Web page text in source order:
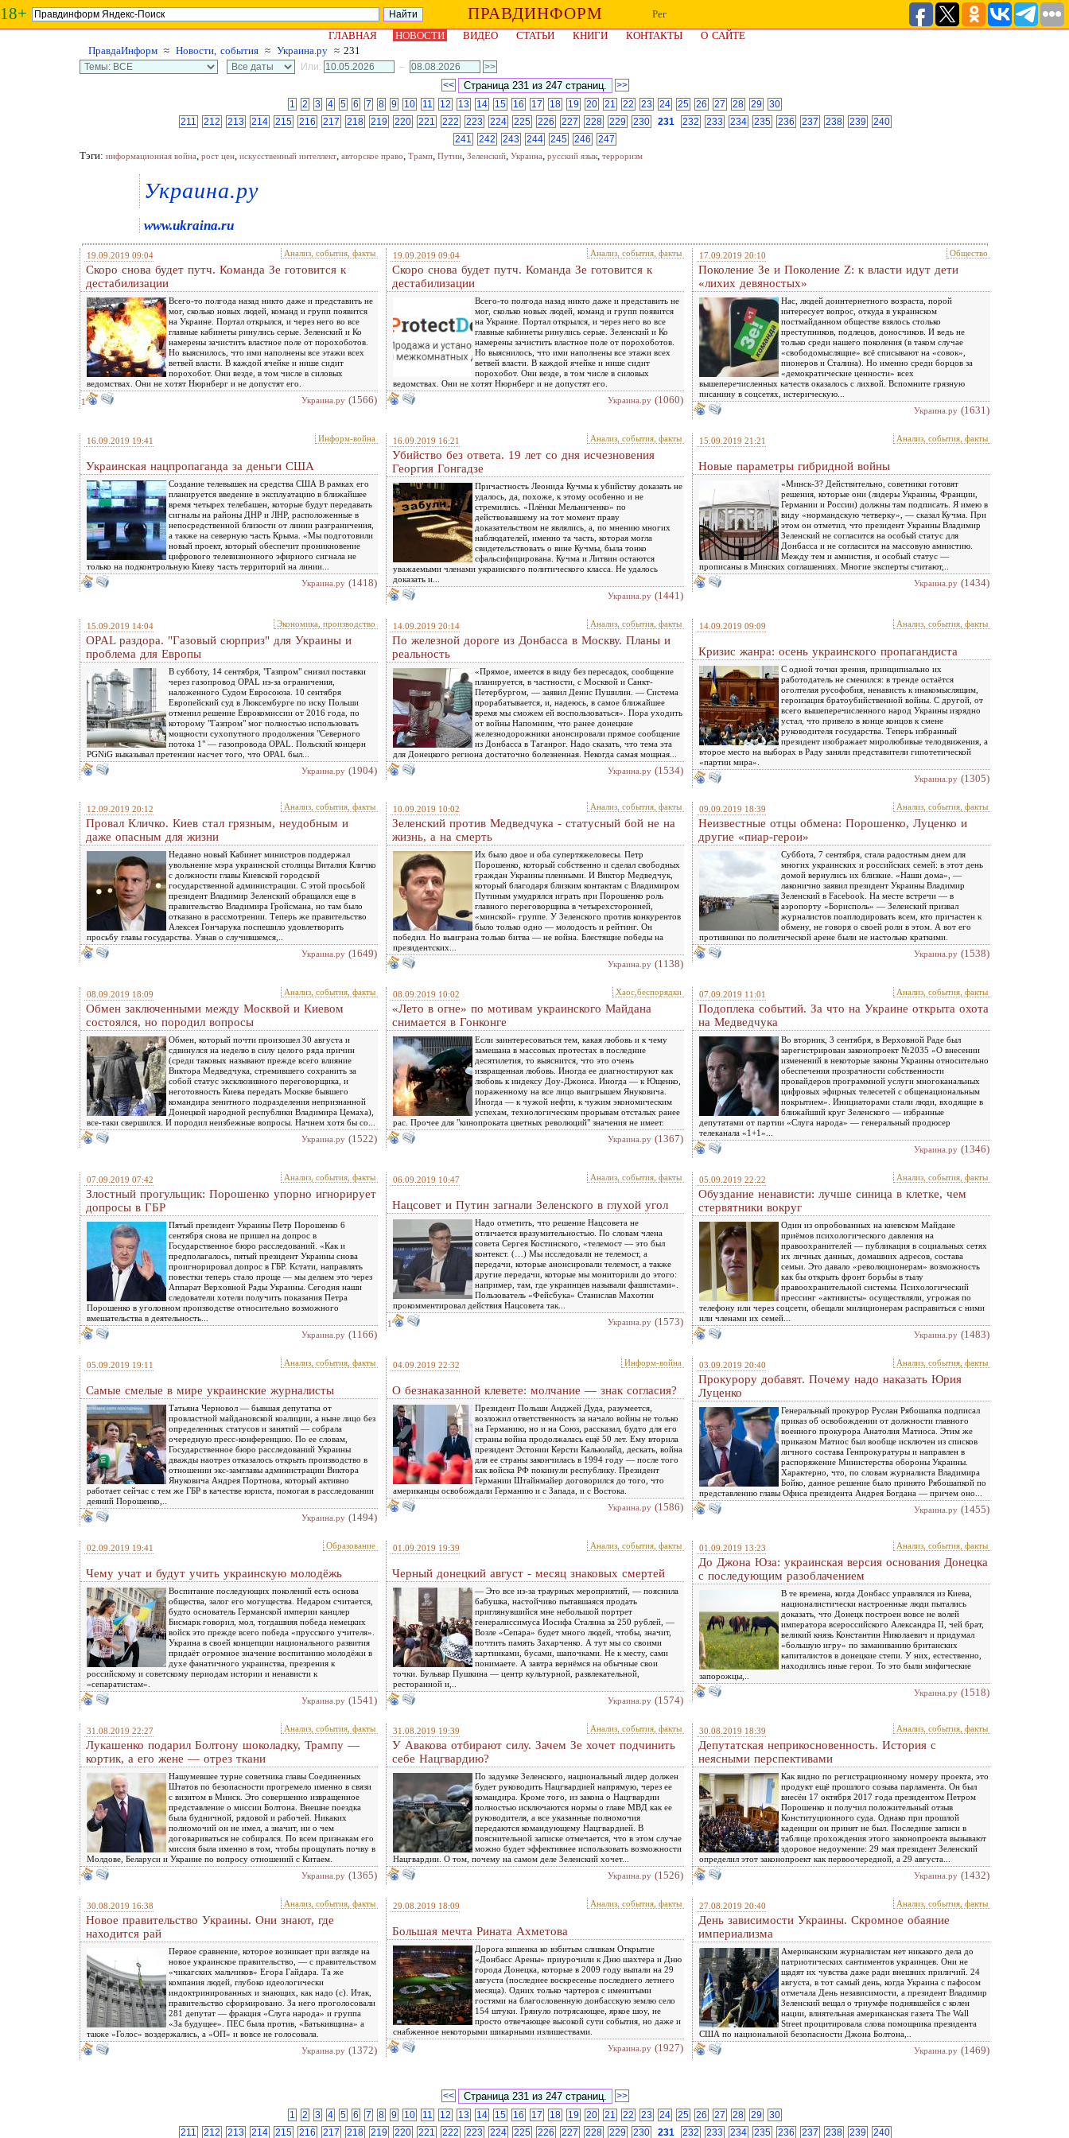
18+ ПРАВДИНФОРМ
Рег
ГЛАВНАЯ
НОВОСТИ ВИДЕО СТАТЬИ КНИГИ КОНТАКТЫ
О САЙТЕ
ПравдаИнформ ≈ Новости, события ≈ Украина.ру ≈ 231
Или:
–
<<
>>
1
2 3 4 5 6 7 8 9 10 11 12 13 14 15 16 17 18 19 20 21 22 23 24 25 26 27 28 29
30
211
212 213 214 215 216 217 218 219 220 221 222 223 224 225 226 227 228 229 230 231 232 233 234 235 236 237 238 239
240
241
242 243 244 245 246 247
Тэги: информационная война, рост цен, искусственный интеллект, авторское право, Трамп, Путин, Зеленский, Украина, русский язык, терроризм
Украина.ру
www.ukraina.ru
19.09.2019 09:04 Анализ, события, факты
Скоро снова будет путч. Команда Зе готовится к
дестабилизации
Всего-то полгода назад никто даже и представить не
мог, сколько новых людей, команд и групп появится
на Украине. Портал открылся, и через него во все
главные кабинеты ринулись серые. Зеленский и Ко
намерены зачистить властное поле от порохоботов.
Но выяснилось, что ими наполнены все этажи всех
ветвей власти. В каждой ячейке и нише сидит
порохобот. Они везде, в том числе в силовых
ведомствах. Они не хотят Нюрнберг и не допустят его.
1
Украина.ру (1566)
19.09.2019 09:04 Анализ, события, факты
Скоро снова будет путч. Команда Зе готовится к
дестабилизации
Всего-то полгода назад никто даже и представить не
мог, сколько новых людей, команд и групп появится
на Украине. Портал открылся, и через него во все
главные кабинеты ринулись серые. Зеленский и Ко
намерены зачистить властное поле от порохоботов.
Но выяснилось, что ими наполнены все этажи всех
ветвей власти. В каждой ячейке и нише сидит
порохобот. Они везде, в том числе в силовых
ведомствах. Они не хотят Нюрнберг и не допустят его.
Украина.ру (1060)
17.09.2019 20:10 Общество
Поколение Зе и Поколение Z: к власти идут дети
«лихих девяностых»
Нас, людей доинтернетного возраста, порой
интересует вопрос, откуда в украинском
постмайданном обществе взялось столько
преступников, подлецов, доносчиков. И ведь не
только среди нашего поколения (в таком случае
«свободомыслящие» всё списывают на «совок»,
пионеров и Сталина). Но именно среди борцов за
«демократические ценности» всех
вышеперечисленных качеств оказалось с лихвой. Вспомните грязную
писанину в соцсетях, истерическую...
Украина.ру (1631)
16.09.2019 19:41 Информ-война
Украинская нацпропаганда за деньги США
Создание телевышек на средства США В рамках его
планируется введение в эксплуатацию в ближайшее
время четырех телебашен, которые будут передавать
сигналы на районы ДНР и ЛНР, расположенные в
непосредственной близости от линии разграничения,
а также на северную часть Крыма. «Мы подготовили
новый проект, который обеспечит проникновение
цифрового телевизионного эфирного сигнала не
только на подконтрольную Киеву часть территорий на линии...
Украина.ру (1418)
16.09.2019 16:21 Анализ, события, факты
Убийство без ответа. 19 лет со дня исчезновения
Георгия Гонгадзе
Причастность Леонида Кучмы к убийству доказать не
удалось, да, похоже, к этому особенно и не
стремились. «Плёнки Мельниченко» по
действовавшему на тот момент праву
доказательством не являлись, а, по мнению многих
наблюдателей, именно та часть, которая могла
свидетельствовать о вине Кучмы, была тонко
сфальсифицирована. Кучма и Литвин остаются
уважаемыми членами украинского политического класса. Не удалось
доказать и...
Украина.ру (1441)
15.09.2019 21:21 Анализ, события, факты
Новые параметры гибридной войны
«Минск-3? Действительно, советники готовят
решения, которые они (лидеры Украины, Франции,
Германии и России) должны там подписать. Я имею в
виду «нормандскую четверку», — сказал Кучма. При
этом он отметил, что президент Украины Владимир
Зеленский не согласится на особый статус для
Донбасса и не согласится на массовую амнистию.
Между тем и амнистия, и особый статус —
прописаны в Минских соглашениях. Многие эксперты считают,..
Украина.ру (1434)
15.09.2019 14:04 Экономика, производство
OPAL раздора. "Газовый сюрприз" для Украины и
проблема для Европы
В субботу, 14 сентября, "Газпром" снизил поставки
через газопровод OPAL из-за ограничения,
наложенного Судом Евросоюза. 10 сентября
Европейский суд в Люксембурге по иску Польши
отменил решение Еврокомиссии от 2016 года, по
которому "Газпром" мог полностью использовать
мощности сухопутного продолжения "Северного
потока 1" — газопровода OPAL. Польский концерн
PGNiG выказывал претензии насчет того, что OPAL был...
Украина.ру (1904)
14.09.2019 20:14 Анализ, события, факты
По железной дороге из Донбасса в Москву. Планы и
реальность
«Прямое, имеется в виду без пересадок, сообщение
планируется, в частности, с Москвой и Санкт-
Петербургом, — заявил Денис Пушилин. — Система
прорабатывается, и, надеюсь, в самое ближайшее
время мы сможем ей воспользоваться». Пора уходить
от войны Напомним, что ранее донецкие
железнодорожники анонсировали прямое сообщение
из Донбасса в Таганрог. Надо сказать, что тема эта
для Донецкого региона достаточно болезненная. Некогда самая мощная...
Украина.ру (1534)
14.09.2019 09:09 Анализ, события, факты
Кризис жанра: осень украинского пропагандиста
С одной точки зрения, принципиально их
работодатель не сменился: в тренде остаётся
оголтелая русофобия, ненависть к инакомыслящим,
героизация братоубийственной войны. С другой, от
всего вышеперечисленного народ Украины изрядно
устал, что привело в конце концов к смене
руководителя государства. Теперь избранный
президент изображает миролюбивые телодвижения, а
второе место на выборах в Раду заняли представители гипотетической
«партии мира».
Украина.ру (1305)
12.09.2019 20:12 Анализ, события, факты
Провал Кличко. Киев стал грязным, неудобным и
даже опасным для жизни
Недавно новый Кабинет министров поддержал
увольнение мэра украинской столицы Виталия Кличко
с должности главы Киевской городской
государственной администрации. С этой просьбой
президент Владимир Зеленский обращался еще в
правительство Владимира Гройсмана, но там было
отказано в рассмотрении. Теперь же правительство
Алексея Гончарука поспешило удовлетворить
просьбу главы государства. Узнав о случившемся,..
Украина.ру (1649)
10.09.2019 10:02 Анализ, события, факты
Зеленский против Медведчука - статусный бой не на
жизнь, а на смерть
Их было двое и оба супертяжеловесы. Петр
Порошенко, который собственно и сделал свободных
граждан Украины пленными. И Виктор Медведчук,
который благодаря близким контактам с Владимиром
Путиным умудрялся играть при Порошенко роль
главного переговорщика в четырехсторонней,
«минской» группе. У Зеленского против конкурентов
было только одно — молодость и рейтинг. Он
победил. Но выиграна только битва — не война. Блестящие победы на
президентских...
Украина.ру (1138)
09.09.2019 18:39 Анализ, события, факты
Неизвестные отцы обмена: Порошенко, Луценко и
другие «пиар-герои»
Суббота, 7 сентября, стала радостным днем для
многих украинских и российских семей: в этот день
домой вернулись их близкие. «Наши дома», —
лаконично заявил президент Украины Владимир
Зеленский в Facebook. На месте встречи — в
аэропорту «Борисполь» — Зеленский призвал
журналистов поаплодировать всем, кто причастен к
обмену, не говоря о своей роли в этом. А вот его
противники по политической арене были не настолько краткими.
Украина.ру (1538)
08.09.2019 18:09 Анализ, события, факты
Обмен заключенными между Москвой и Киевом
состоялся, но породил вопросы
Обмен, который почти произошел 30 августа и
сдвинулся на неделю в силу целого ряда причин
(среди таковых называют прежде всего влияние
Виктора Медведчука, стремившего сохранить за
собой статус эксклюзивного переговорщика, и
неготовность Киева передать Москве бывшего
командира зенитного подразделения непризнанной
Донецкой народной республики Владимира Цемаха),
все-таки свершился. И породил неизбежные вопросы. Начнем хотя бы со...
Украина.ру (1522)
08.09.2019 10:02 Хаос,беспорядки
«Лето в огне» по мотивам украинского Майдана
снимается в Гонконге
Если заинтересоваться тем, какая любовь и к чему
замешана в массовых протестах в последние
десятилетия, то выяснится, что это очень
извращенная любовь. Иногда ее диагностируют как
любовь к индексу Доу-Джонса. Иногда — к Ющенко,
пораженному на все лицо выигрышем Януковича.
Иногда — к чужой нефти, к чужим экономическим
успехам, технологическим прорывам отсталых ранее
рас. Прочее для "кинопроката цветных революций" значения не имеет.
Украина.ру (1367)
07.09.2019 11:01 Анализ, события, факты
Подоплека событий. За что на Украине открыта охота
на Медведчука
Во вторник, 3 сентября, в Верховной Раде был
зарегистрирован законопроект №2035 «О внесении
изменений в некоторые законы Украины относительно
обеспечения прозрачности собственности
провайдеров программной услуги многоканальных
цифровых эфирных телесетей с общенациональным
покрытием». Инициаторами стали люди, входящие в
ближайший круг Зеленского — избранные
депутатами от партии «Слуга народа» — генеральный продюсер
телеканала «1+1»...
Украина.ру (1346)
07.09.2019 07:42 Анализ, события, факты
Злостный прогульщик: Порошенко упорно игнорирует
допросы в ГБР
Пятый президент Украины Петр Порошенко 6
сентября снова не пришел на допрос в
Государственное бюро расследований. «Как и
предполагалось, пятый президент Украины снова
проигнорировал допрос в ГБР. Кстати, направлять
повестки теперь стало проще — мы делаем это через
Аппарат Верховной Рады Украины. Сегодня наши
следователи хотели получить показания Петра
Порошенко в уголовном производстве относительно возможного
вмешательства в деятельность...
Украина.ру (1166)
06.09.2019 10:47 Анализ, события, факты
Нацсовет и Путин загнали Зеленского в глухой угол
Надо отметить, что решение Нацсовета не
отличается вразумительностью. По словам члена
совета Сергея Костинского, «телемост — это был
контекст. (…) Мы исследовали не телемост, а
передачи, которые анонсировали телемост, а также
другие передачи, которые мы мониторили до этого:
например, там, где украинцев называли фашистами».
Пользователь «Фейсбука» Станислав Махотин
прокомментировал действия Нацсовета так...
1
Украина.ру (1573)
05.09.2019 22:22 Анализ, события, факты
Обуздание ненависти: лучше синица в клетке, чем
стервятники вокруг
Один из опробованных на киевском Майдане
приёмов психологического давления на
правоохранителей — публикация в социальных сетях
их личных данных, домашних адресов, состава
семьи. Это давало «революционерам» возможность
как бы открыть фронт борьбы в тылу
правоохранительной системы. Психологический
прессинг «активисты» осуществляли, угрожая по
телефону или через соцсети, обещали милиционерам расправиться с ними
или членами их семей...
Украина.ру (1483)
05.09.2019 19:11 Анализ, события, факты
Самые смелые в мире украинские журналисты
Татьяна Черновол — бывшая депутатка от
провластной майдановской коалиции, а ныне лицо без
определенных статусов и занятий — собрала
очередную пресс-конференцию. По ее словам,
Государственное бюро расследований Украины
дважды наотрез отказалось открыть производство в
отношении экс-замглавы администрации Виктора
Януковича Андрея Портнова, который активно
работает сейчас с тем же ГБР в качестве юриста, помогая в расследовании
деяний Порошенко,..
Украина.ру (1494)
04.09.2019 22:32 Информ-война
О безнаказанной клевете: молчание — знак согласия?
Президент Польши Анджей Дуда, разумеется,
возложил ответственность за начало войны не только
на Германию, но и на Союз, рассказал, будто для его
страны война продолжалась ещё 50 лет. Ему вторила
президент Эстонии Керсти Кальюлайд, дескать, война
для ее страны закончилась в 1994 году — после того
как войска РФ покинули республику. Президент
Германии Штайнмайер договорился до того, что
американцы освобождали Германию и с Запада, и с Востока.
Украина.ру (1586)
03.09.2019 20:40 Анализ, события, факты
Прокурору добавят. Почему надо наказать Юрия
Луценко
Генеральный прокурор Руслан Рябошапка подписал
приказ об освобождении от должности главного
военного прокурора Анатолия Матиоса. Этим же
приказом Матиос был вообще исключен из списков
личного состава Генпрокуратуры и направлен в
распоряжение Министерства обороны Украины.
Характерно, что, по словам журналиста Владимира
Бойко, данное решение было принято Рябошапкой по
представлению главы Офиса президента Андрея Богдана — причем оно...
Украина.ру (1455)
02.09.2019 19:41 Образование
Чему учат и будут учить украинскую молодёжь
Воспитание последующих поколений есть основа
общества, залог его могущества. Недаром считается,
будто основатель Германской империи канцлер
Бисмарк говорил, мол, тогдашняя победа немецких
войск это прежде всего победа «прусского учителя».
Украина в своей концепции национального развития
придаёт огромное значение воспитанию молодёжи в
духе фанатичного украинства, презрения к
российскому и советскому периодам истории и ненависти к
«сепаратистам».
Украина.ру (1541)
01.09.2019 19:39 Анализ, события, факты
Черный донецкий август - месяц знаковых смертей
— Это все из-за траурных мероприятий, — пояснила
бабушка, настойчиво пытавшаяся продать
приглянувшийся мне небольшой портрет
генералиссимуса Иосифа Сталина за 250 рублей, —
Возле «Сепара» будет много людей, чтобы, значит,
почтить память Захарченко. А тут мы со своими
картинками, бусами, шапочками. Не к месту, сами
понимаете. А завтра вернёмся на обычные свои
точки. Бульвар Пушкина — центр культурной, развлекательной,
ресторанной и,..
Украина.ру (1574)
01.09.2019 13:23 Анализ, события, факты
До Джона Юза: украинская версия основания Донецка
с последующим разоблачением
В те времена, когда Донбасс управлялся из Киева,
националистически настроенные люди пытались
доказать, что Донецк построен вовсе не волей
императора всероссийского Александра II, чей брат,
великий князь Константин Николаевич и придумал
«большую игру» по заманиванию британских
капиталистов в донецкие степи. У них, естественно,
находились иные герои. То это были мифические
запорожцы,..
Украина.ру (1518)
31.08.2019 22:27 Анализ, события, факты
Лукашенко подарил Болтону шоколадку, Трампу —
кортик, а его жене — отрез ткани
Нашумевшее турне советника главы Соединенных
Штатов по безопасности прогремело именно в связи
с визитом в Минск. Это совершенно извращенное
представление о миссии Болтона. Внешне поездка
была будничной, рядовой и рабочей. Никаких
полномочий он не имел, а значит, ни о чем
договариваться не собирался. По всем признакам его
миссия была именно в том, чтобы прощупать почву в
Молдове, Беларуси и Украине по вопросу отношений с Китаем.
Украина.ру (1365)
31.08.2019 19:39 Анализ, события, факты
У Авакова отбирают силу. Зачем Зе хочет подчинить
себе Нацгвардию?
По задумке Зеленского, национальный лидер должен
будет руководить Нацгвардией напрямую, через ее
командира. Кроме того, из закона о Нацгвардии
полностью исключаются нормы о главе МВД как ее
руководителя, а все указанные полномочия
передаются командующему Нацгвардией. В
пояснительной записке отмечается, что в этом случае
можно будет эффективнее использовать возможности
Нацгвардии. О том, почему на самом деле Зеленский хочет...
Украина.ру (1526)
30.08.2019 18:39 Анализ, события, факты
Депутатская неприкосновенность. История с
неясными перспективами
Как видно по регистрационному номеру проекта, это
продукт ещё прошлого созыва парламента. Он был
внесён 17 октября 2017 года президентом Петром
Порошенко и получил положительный отзыв
Конституционного суда. Однако при прошлой
каденции он принят не был. Последние записи в
таблице прохождения этого законопроекта вызывают
здоровое недоумение: 29 мая президент Зеленский
определил этот законопроект как первоочередной, а 29 августа...
Украина.ру (1432)
30.08.2019 16:38 Анализ, события, факты
Новое правительство Украины. Они знают, где
находится рай
Первое сравнение, которое возникает при взгляде на
новое украинское правительство, — с правительством
«чикагских мальчиков» Егора Гайдара. Та же
компания людей, глубоко идеологически
индоктринированных и знающих, как надо (с). Итак,
правительство сформировано. За него проголосовали
281 депутат — фракция «Слуга народа» и группа
«За будущее». ПЕС была против, «Батькивщина» а
также «Голос» воздержались, а «ОП» и вовсе не голосовала.
Украина.ру (1372)
29.08.2019 18:09 Анализ, события, факты
Большая мечта Рината Ахметова
Дорога вишенка ко взбитым сливкам Открытие
«Донбасс Арены» приурочили к Дню шахтера и Дню
города Донецка, которые в 2009 году выпали на 29
августа (последнее воскресенье последнего летнего
месяца). Одних только чартеров с именитыми
гостями на благословенную донбасскую землю село
154 штуки. Грянуло потрясающее, яркое шоу, не
просто отвечающее высокой сути события, но даже и
снабженное некоторыми шикарными излишествами.
Украина.ру (1927)
27.08.2019 20:40 Анализ, события, факты
День зависимости Украины. Скромное обаяние
империализма
Американским журналистам нет никакого дела до
патриотических сантиментов украинцев. Они не
щадят их чувства даже ради внешних приличий. 24
августа, в тот самый день, когда Украина с пафосом
отмечала День независимости, а президент Владимир
Зеленский вещал о триумфе поднявшейся с колен
нации, влиятельная американская газета The Wall
Street процитировала слова помощника президента
США по национальной безопасности Джона Болтона,..
Украина.ру (1469)
<<
>>
1
2 3 4 5 6 7 8 9 10 11 12 13 14 15 16 17 18 19 20 21 22 23 24 25 26 27 28 29
30
211
212 213 214 215 216 217 218 219 220 221 222 223 224 225 226 227 228 229 230 231 232 233 234 235 236 237 238 239 240